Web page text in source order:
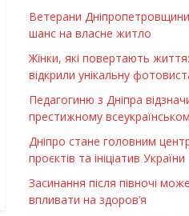
Ветерани
шанс на власне житло
Жінки, які повертають життя:
відкрили унікальну
Педагогиню з Дніпра
престижному
Дніпро стане головним
проєктів та ініціатив України
Засинання після півночі
впливати на здоров’я